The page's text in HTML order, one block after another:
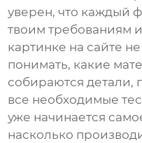
уверен, что каждый
твоим требованиям
картинке на сайте
понимать, какие
собираются детали,
все необходимые
уже начинается
насколько